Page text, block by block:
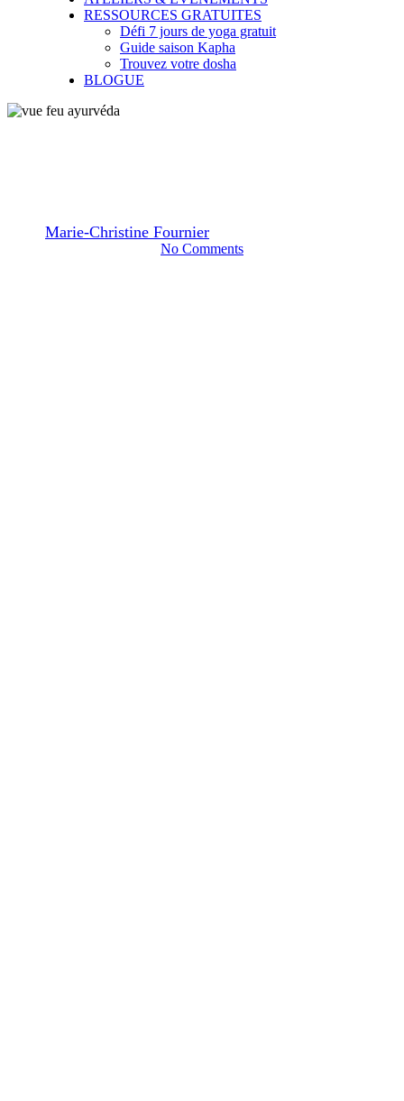
RESSOURCES GRATUITES
Défi 7 jours de yoga gratuit
Guide saison Kapha
Trouvez votre dosha
BLOGUE
Marie-Christine Fournier
No Comments